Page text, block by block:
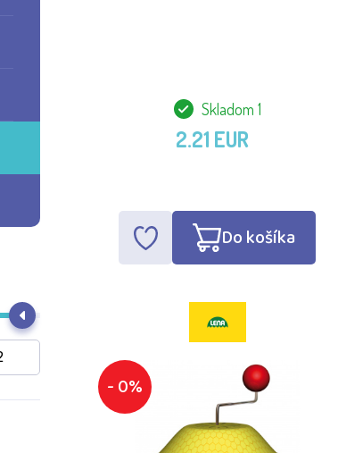
Skladom 1
2.21 EUR
Do košíka
- 0%